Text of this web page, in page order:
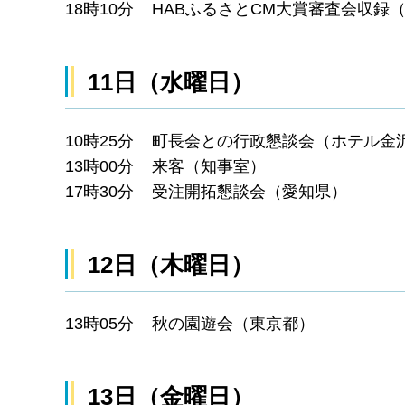
18時10分 HABふるさとCM大賞審査会収録（
11日（水曜日）
10時25分 町長会との行政懇談会（ホテル金
13時00分 来客（知事室）
17時30分 受注開拓懇談会（愛知県）
12日（木曜日）
13時05分 秋の園遊会（東京都）
13日（金曜日）